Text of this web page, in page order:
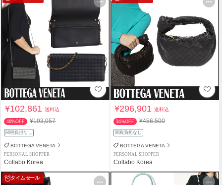
¥102,861送料込
46%OFF ¥193,057
関税負担なし
BOTTEGA VENETA
PERSONAL SHOPPER
Collabo Korea
¥296,901送料込
34%OFF ¥456,500
関税負担なし
BOTTEGA VENETA
PERSONAL SHOPPER
Collabo Korea
タイムセール